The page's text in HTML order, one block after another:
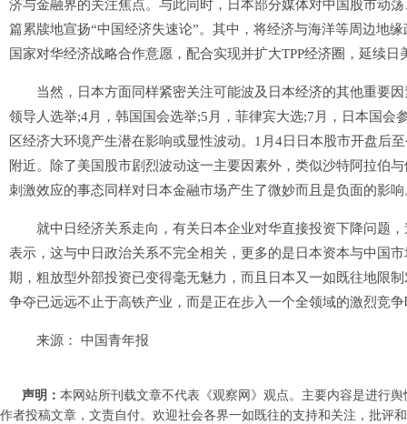
济与金融界的关注焦点。与此同时，日本部分媒体对中国股市动
篇累牍地宣扬“中国经济失速论”。其中，将经济与海洋等周边地
国家对华经济战略合作意愿，配合实现并扩大TPP经济圈，延续
当然，日本方面同样紧密关注可能波及日本经济的其他重要因
领导人选举;4月，韩国国会选举;5月，菲律宾大选;7月，日本国
区经济大环境产生潜在影响或显性波动。1月4日日本股市开盘后
附近。除了美国股市剧烈波动这一主要因素外，类似沙特阿拉伯
刺激效应的事态同样对日本金融市场产生了微妙而且是负面的影响
就中日经济关系走向，有关日本企业对华直接投资下降问题，
表示，这与中日政治关系不完全相关，更多的是日本资本与中国
期，粗放型外部投资已变得毫无魅力，而且日本又一如既往地限
争夺已远远不止于高铁产业，而是正在步入一个全领域的激烈竞
来源： 中国青年报
声明： 本网站所刊载文章不代表《观察网》观点。主要内容是进行
作者投稿文章，文责自付。欢迎社会各界一如既往的支持和关注，批评和